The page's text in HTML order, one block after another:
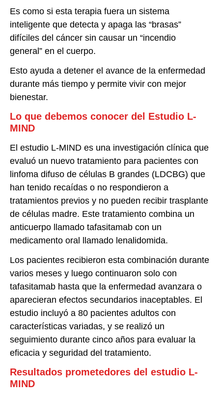
Es como si esta terapia fuera un sistema
inteligente que detecta y apaga las “brasas”
difíciles del cáncer sin causar un “incendio
general” en el cuerpo.
Esto ayuda a detener el avance de la enfermedad
durante más tiempo y permite vivir con mejor
bienestar.
Lo que debemos conocer del Estudio L-
MIND
El estudio L-MIND es una investigación clínica que
evaluó un nuevo tratamiento para pacientes con
linfoma difuso de células B grandes (LDCBG) que
han tenido recaídas o no respondieron a
tratamientos previos y no pueden recibir trasplante
de células madre. Este tratamiento combina un
anticuerpo llamado tafasitamab con un
medicamento oral llamado lenalidomida.
Los pacientes recibieron esta combinación durante
varios meses y luego continuaron solo con
tafasitamab hasta que la enfermedad avanzara o
aparecieran efectos secundarios inaceptables. El
estudio incluyó a 80 pacientes adultos con
características variadas, y se realizó un
seguimiento durante cinco años para evaluar la
eficacia y seguridad del tratamiento.
Resultados prometedores del estudio L-
MIND